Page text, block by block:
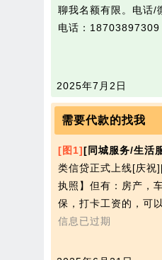
聊我名额有限。电话
电话：18703897309
2025年7月2日
需要代款的找我
[图1][同城服务/生活
类信贷正式上线[庆祝
执照​】但有：房产，
保，打卡工资的，可
信息已过期